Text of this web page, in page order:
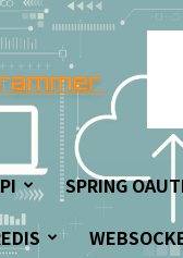
SPRING